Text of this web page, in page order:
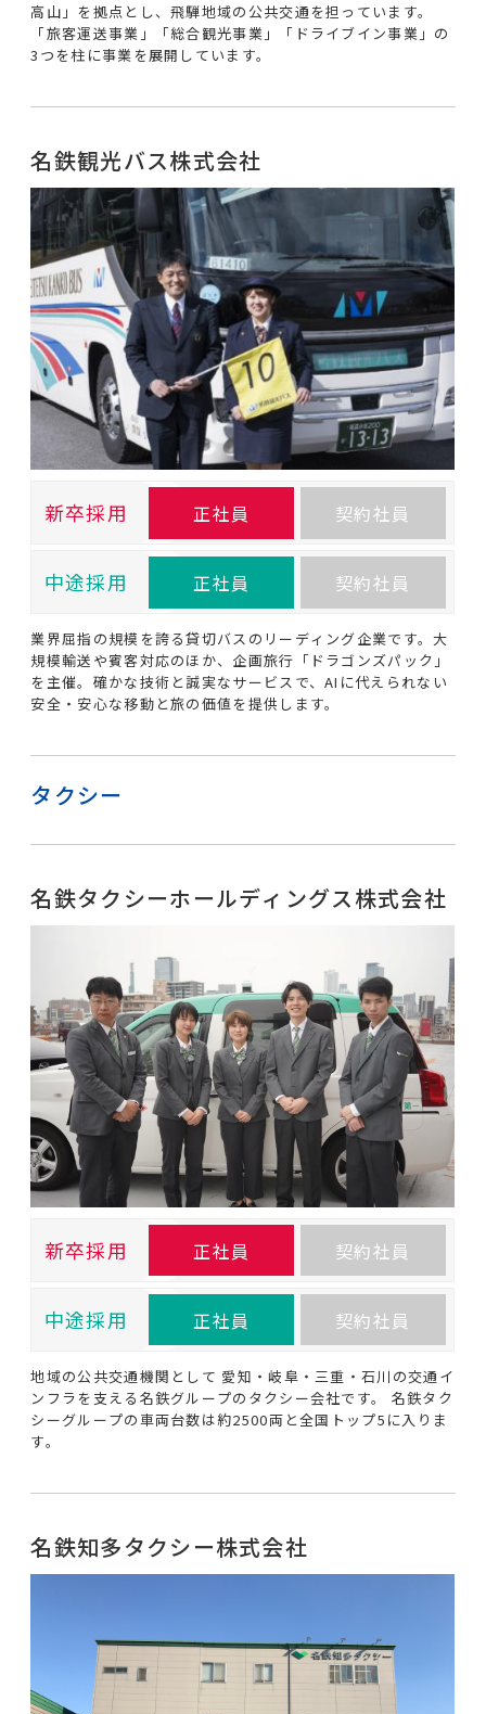
高山」を拠点とし、飛騨地域の公共交通を担っています。
「旅客運送事業」「総合観光事業」「ドライブイン事業」の
3つを柱に事業を展開しています。
名鉄観光バス株式会社
新卒採用 正社員 契約社員
中途採用 正社員 契約社員
業界屈指の規模を誇る貸切バスのリーディング企業です。大
規模輸送や賓客対応のほか、企画旅行「ドラゴンズパック」
を主催。確かな技術と誠実なサービスで、AIに代えられない
安全・安心な移動と旅の価値を提供します。
タクシー
名鉄タクシーホールディングス株式会社
新卒採用 正社員 契約社員
中途採用 正社員 契約社員
地域の公共交通機関として 愛知・岐阜・三重・石川の交通イ
ンフラを支える名鉄グループのタクシー会社です。 名鉄タク
シーグループの車両台数は約2500両と全国トップ5に入りま
す。
名鉄知多タクシー株式会社